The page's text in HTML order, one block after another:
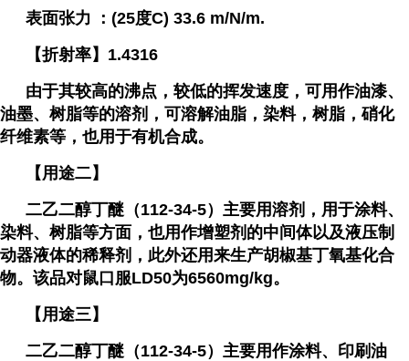
表面张力
：(25度C) 33.6 m/N/m.
【折射率】1.4316
由于其较高的沸点，较低的挥发速度，可用作油漆、
油墨、树脂等的溶剂，可溶解油脂，染料，树脂，硝化
纤维素等，也用于有机合成。
【用途二】
二乙二醇丁醚（112-34-5）主要用溶剂，用于涂料、
染料、树脂等方面，也用作增塑剂的中间体以及液压制
动器液体的稀释剂，此外还用来生产胡椒基丁氧基化合
物。该品对鼠口服LD50为6560mg/kg。
【用途三】
二乙二醇丁醚（112-34-5）主要用作涂料、印刷油